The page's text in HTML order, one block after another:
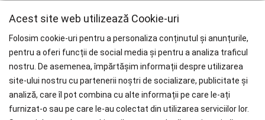
WHY CHOOSE PAÏSI
Branduri Internationale
Acest site web utilizează Cookie-uri
Folosim cookie-uri pentru a personaliza conținutul și anunțurile,
pentru a oferi funcții de social media și pentru a analiza traficul
nostru. De asemenea, împărtășim informații despre utilizarea
site-ului nostru cu partenerii noștri de socializare, publicitate și
analiză, care îl pot combina cu alte informații pe care le-ați
furnizat-o sau pe care le-au colectat din utilizarea serviciilor lor.